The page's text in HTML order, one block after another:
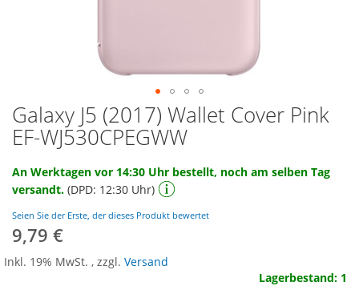
Zum
Anfang
der
springen
Galaxy J5 (2017) Wallet Cover Pink
EF-WJ530CPEGWW
An Werktagen vor 14:30 Uhr bestellt, noch am selben Tag
versandt. (DPD: 12:30 Uhr)
Seien Sie der Erste, der dieses Produkt bewertet
9,79 €
Inkl. 19% MwSt. , zzgl. Versand
Lagerbestand: 1